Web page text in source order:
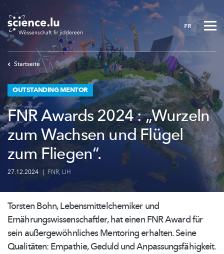
Skip
main
content
FR
Startseite
OUTSTANDING MENTOR
FNR Awards 2024 : „Wurzeln
zum Wachsen und Flügel
zum Fliegen“.
27.12.2024 | FNR, LIH
Torsten Bohn,Lebensmittelchemikerund
Ernährungswissenschaftler,hat einen FNR Award für
sein außergewöhnlichesMentoring erhalten. Seine
Qualitäten: Empathie, Geduld undAnpassungsfähigkeit.